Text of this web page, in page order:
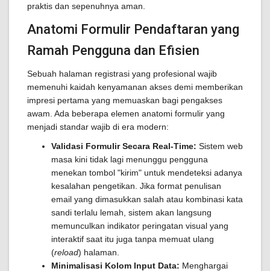
praktis dan sepenuhnya aman.
Anatomi Formulir Pendaftaran yang
Ramah Pengguna dan Efisien
Sebuah halaman registrasi yang profesional wajib
memenuhi kaidah kenyamanan akses demi memberikan
impresi pertama yang memuaskan bagi pengakses
awam. Ada beberapa elemen anatomi formulir yang
menjadi standar wajib di era modern:
Validasi Formulir Secara Real-Time: Sistem web
masa kini tidak lagi menunggu pengguna
menekan tombol "kirim" untuk mendeteksi adanya
kesalahan pengetikan. Jika format penulisan
email yang dimasukkan salah atau kombinasi kata
sandi terlalu lemah, sistem akan langsung
memunculkan indikator peringatan visual yang
interaktif saat itu juga tanpa memuat ulang
(reload) halaman.
Minimalisasi Kolom Input Data: Menghargai